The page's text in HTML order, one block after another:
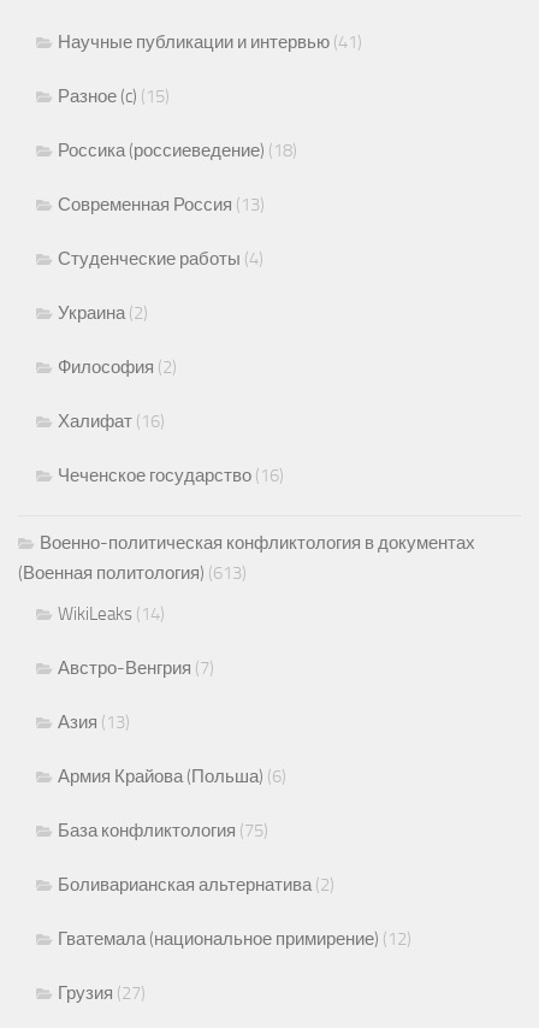
Научные публикации и интервью (41)
Разное (c) (15)
Россика (россиеведение) (18)
Современная Россия (13)
Студенческие работы (4)
Украина(2)
Философия (2)
Халифат (16)
Чеченское государство (16)
Военно-политическая конфликтология в документах
(Военная политология) (613)
WikiLeaks (14)
Австро-Венгрия (7)
Азия (13)
Армия Крайова (Польша) (6)
База конфликтология (75)
Боливарианская альтернатива(2)
Гватемала (национальное примирение) (12)
Грузия (27)